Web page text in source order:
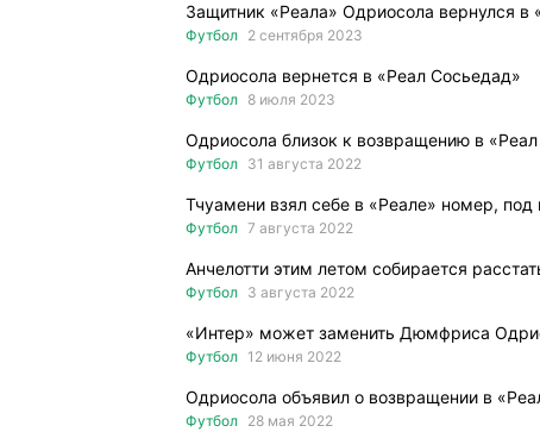
Защитник «Реала» Одриосола вернулся в
Футбол 2 сентября 2023
Одриосола вернется в «Реал Сосьедад»
Футбол 8 июля 2023
Одриосола близок к возвращению в
Футбол 31 августа 2022
Тчуамени взял себе в «Реале» номер,
Футбол 7 августа 2022
Анчелотти этим летом собирается
Футбол 3 августа 2022
«Интер» может заменить Дюмфриса
Футбол 12 июня 2022
Одриосола объявил о возвращении в
Футбол 28 мая 2022